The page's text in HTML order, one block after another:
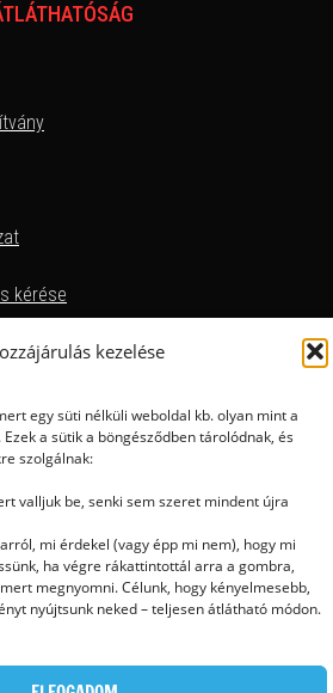
kezelése
egy süti nélküli weboldal kb. olyan mint a
a sütik a böngésződben tárolódnak, és
szolgálnak:
valljuk be, senki sem szeret mindent újra
mi érdekel (vagy épp mi nem), hogy mi
ha végre rákattintottál arra a gombra,
megnyomni. Célunk, hogy kényelmesebb,
nyújtsunk neked – teljesen átlátható módon.
kérése
Kutya Párt - Minden jog fenntartva